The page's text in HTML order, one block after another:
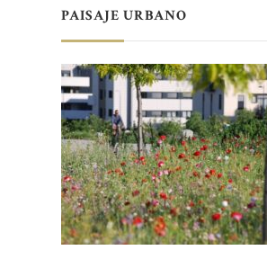
PAISAJE URBANO